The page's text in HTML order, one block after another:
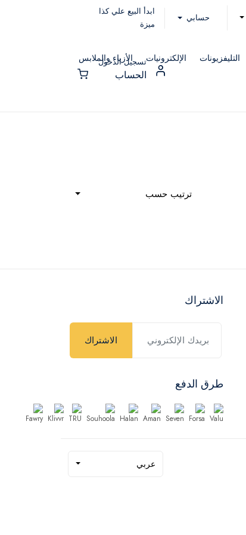
حسابي
ابدأ البيع علي كذا
ميزة
التليفزيونات الإلكترونيات الأزياء والملابس
تسجيل الدخول
الحساب
ترتيب حسب
الاشتراك
الاشتراك
طرق الدفع
عربي